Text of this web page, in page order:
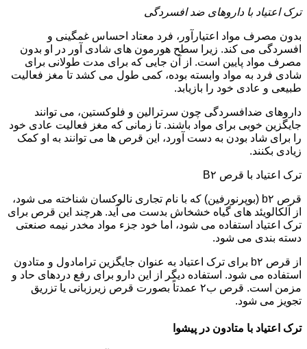
ترک اعتیاد با داروهای ضد افسردگی
بدون مصرف مواد اعتیارآور، فرد معتاد احساس غمگینی و
افسردگی می کند. زیرا سطح هورمون های شادی آور در او بدون
مصرف مواد پایین است. از آن جایی که برای مدت طولانی برای
شادی فرد به مواد وابسته بوده، کمی طول می کشد تا مغز فعالیت
طبیعی و عادی خود را بازیابد.
داروهای ضدافسردگی چون سرترالین و فلوکستین، می توانند
جایگزین خوبی برای مواد باشند. تا زمانی که مغز فعالیت عادی خود
را برای شاد بودن به دست آورد، این قرص ها می توانند به او کمک
زیادی بکنند.
ترک اعتیاد با قرص B۲
قرص b۲ (بوپرنورفین) که با نام تجاری نالوکسان شناخته می شود،
از آلکالویئد های گیاه خشخاش بدست می آید. هرچند این قرص برای
ترک اعتیاد استفاده می شود، اما خود جزء مواد مخدر نیمه صنعتی
دسته بندی می شود.
از قرص b۲ برای ترک اعتیاد به عنوان جایگزین ترامادول و متادون
استفاده می شود. استفاده دیگر از این دارو برای رفع دردهای حاد و
مزمن است. قرص ب۲ عمدتاً بصورت قرص زیرزبانی یا تزریق
تجویز می شود.
ترک اعتیاد با متادون در پیشوا